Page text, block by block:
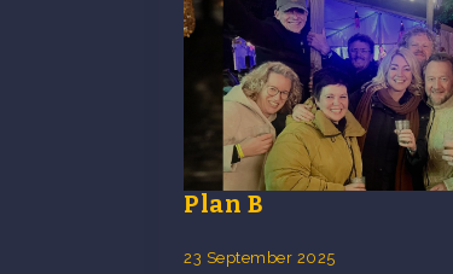
Plan B
23 September 2025